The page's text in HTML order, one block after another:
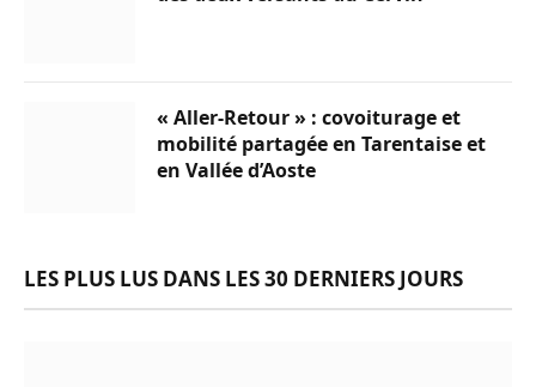
« Aller-Retour » : covoiturage et
mobilité partagée en Tarentaise et
en Vallée d’Aoste
LES PLUS LUS DANS LES 30 DERNIERS JOURS